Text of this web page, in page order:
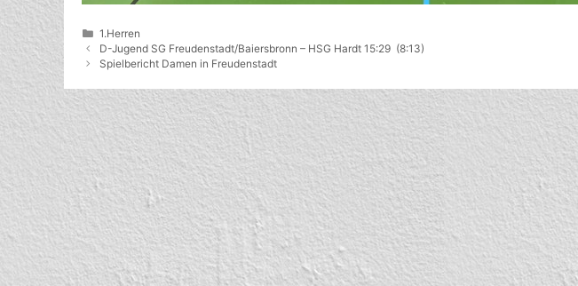
Kategorien
1.Herren
D-Jugend SG Freudenstadt/Baiersbronn – HSG Hardt 15:29 (8:13)
Spielbericht Damen in Freudenstadt